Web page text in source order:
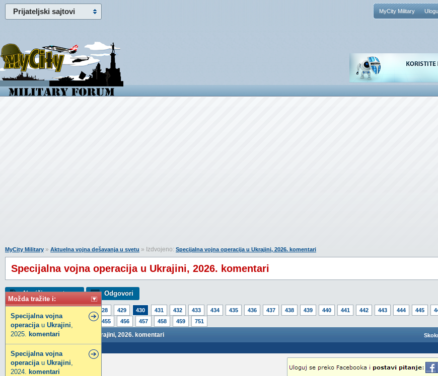
Prijateljski sajtovi MyCity Military
Možda tražite i:
Specijalna vojna
operacijau Ukrajini,
2025. komentari
Specijalna vojna
operacijau Ukrajini,
2024. komentari
MyCity Military » Aktuelna vojna dešavanja u svetu » Izdvojeno: Specijalna vojna operacija u Ukrajini, 2026. komentari
Specijalna vojna operacija u Ukrajini, 2026. komentari
Napiši novu temu Odgovori
428 429 430 431 432 433 434 435 436 437 438 439 440 441 442 443 444 445
450
451 452 453 454 455 456 457 458 459 751
Specijalna vojna operacija u Ukrajini, 2026. komentari
nemkea71